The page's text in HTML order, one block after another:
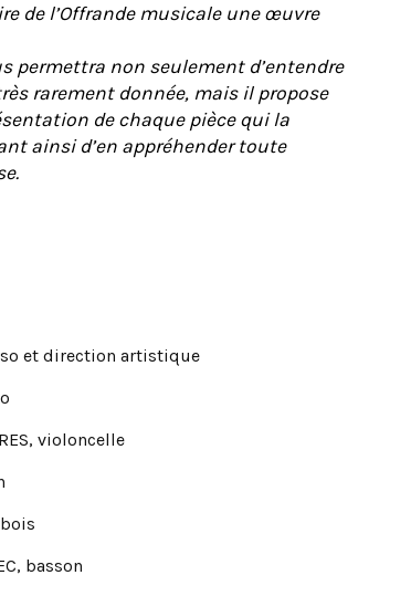
de l’Offrande musicale une œuvre
permettra non seulement d’entendre
rarement donnée, mais il propose
de chaque pièce qui la
ainsi d’en appréhender toute
et direction artistique
violoncelle
basson